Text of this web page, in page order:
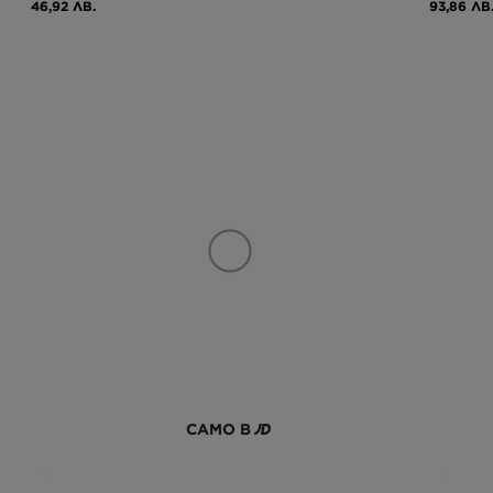
46,92 ЛВ.
93,86 ЛВ.
САМО В